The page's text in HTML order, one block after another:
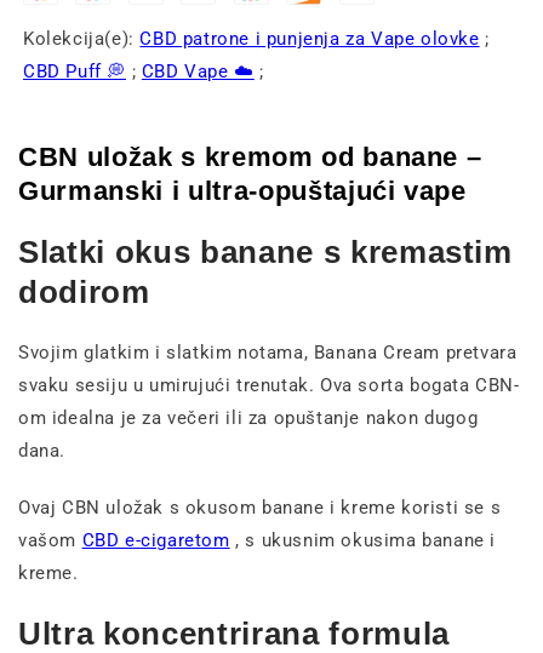
Kolekcija(e):CBD patrone i punjenja za Vape olovke ;
CBD Puff 💭 ; CBD Vape ☁️ ;
CBN uložak s kremom od banane –
Gurmanski i ultra-opuštajući vape
Slatki okus banane s kremastim
dodirom
Svojim glatkim i slatkim notama, Banana Cream pretvara
svaku sesiju u umirujući trenutak. Ova sorta bogata CBN-
om idealna je za večeri ili za opuštanje nakon dugog
dana.
Ovaj CBN uložak s okusom banane i kreme koristi se s
vašom CBD e-cigaretom , s ukusnim okusima banane i
kreme.
Ultra koncentrirana formula